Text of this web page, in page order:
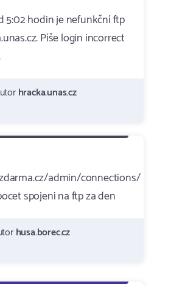
5:02 hodin je nefunkční ftp
Píše login incorrect
hracka.unas.cz
admin/connections/
spojeni na ftp za den
husa.borec.cz